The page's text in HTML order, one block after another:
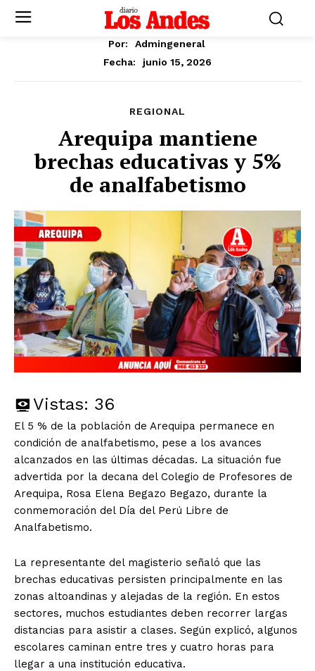
Por:
Admingeneral
Fecha:
junio 15, 2026
REGIONAL
Arequipa mantiene
brechas educativas y 5%
de analfabetismo
Vistas: 36
El 5 % de la población de Arequipa permanece en
condición de analfabetismo, pese a los avances
alcanzados en las últimas décadas. La situación fue
advertida por la decana del Colegio de Profesores de
Arequipa, Rosa Elena Begazo Begazo, durante la
conmemoración del Día del Perú Libre de
Analfabetismo.
La representante del magisterio señaló que las
brechas educativas persisten principalmente en las
zonas altoandinas y alejadas de la región. En estos
sectores, muchos estudiantes deben recorrer largas
distancias para asistir a clases. Según explicó, algunos
escolares caminan entre tres y cuatro horas para
llegar a una institución educativa.